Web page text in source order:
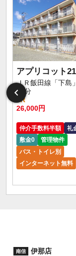
アプリコット21
ＪＲ飯田線「下島
12
分
1R
26,000円
仲介手数料半額
礼
敷金0
管理物件
バス・トイレ別
インターネット無料
南信 伊那店